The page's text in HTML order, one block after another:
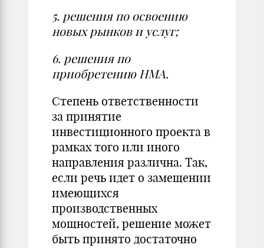
5. решения по освоению
новых рынков и услуг;
6. решения по
приобретению НМА.
Степень ответственности
за принятие
инвестиционного проекта в
рамках того или иного
направления различна. Так,
если речь идет о замещении
имеющихся
производственных
мощностей, решение может
быть принято достаточно